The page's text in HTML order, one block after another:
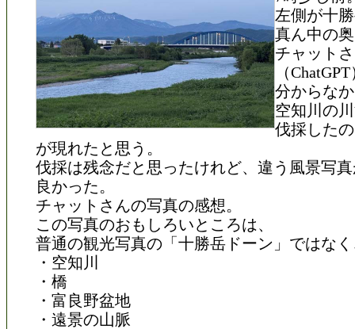
左側が十
真ん中の
チャット
（
分からな
空知川の
伐採した
が現れたと思う。
伐採は残念だと思ったけれど、違う風景写
良かった。
チャットさんの写真の感想。
この写真のおもしろいところは、
普通の観光写真の「十勝岳ドーン」ではな
・空知川
・橋
・富良野盆地
・遠景の山脈